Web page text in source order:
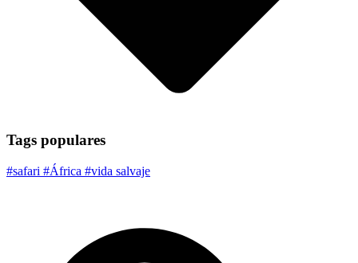
Tags populares
#safari #África #vida salvaje